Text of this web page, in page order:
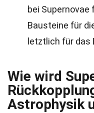
bei
Bausteine für
letztlich für das
Wie wird
Astrophysik